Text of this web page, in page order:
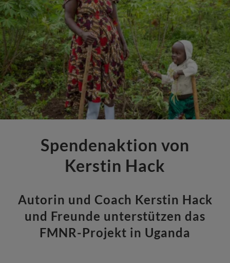
Spendenaktion von
Kerstin Hack
Autorin und Coach Kerstin Hack
und Freunde unterstützen das
FMNR-Projekt in Uganda